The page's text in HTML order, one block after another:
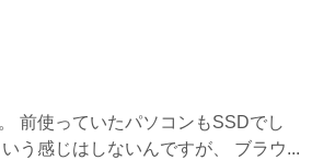
前使っていたパソコンもSSDでし
う感じはしないんですが、 ブラウ...